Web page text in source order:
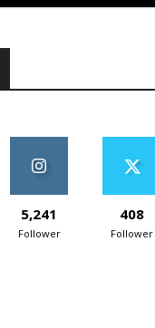
5,241
Follower
408
Follower